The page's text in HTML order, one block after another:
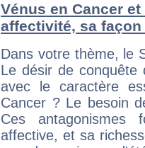
Vénus en Cancer
affectivité, sa
Dans votre thème, le
Le désir de conquête
avec le caractère
Cancer ? Le besoin
Ces
affective, et sa